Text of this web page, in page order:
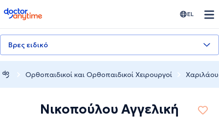
doctoranytime EL
Βρες ειδικό
Ορθοπαιδικοί και Ορθοπαιδικοί Χειρουργοί Χαριλάου
Νικοπούλου Αγγελική